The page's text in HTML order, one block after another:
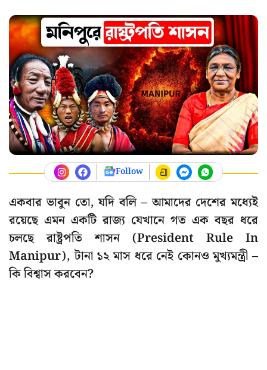
Follow
একবার ভাবুন তো, যদি বলি – আমাদের দেশের মধ্যেই
রয়েছে এমন একটি রাজ্য যেখানে গত এক বছর ধরে
চলছে রাষ্ট্রপতি শাসন (President Rule In
Manipur), টানা ১২ মাস ধরে নেই কোনও মুখ্যমন্ত্রী –
কি বিশ্বাস করবেন?